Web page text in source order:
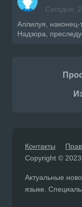
Сегодня,
Аллилуя,
Надзора,
Контакты
Copyright ©
Актуальные
языке.